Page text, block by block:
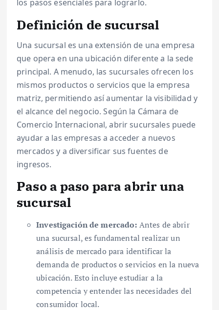
los pasos esenciales para lograrlo.
Definición de sucursal
Una sucursal es una extensión de una empresa
que opera en una ubicación diferente a la sede
principal. A menudo, las sucursales ofrecen los
mismos productos o servicios que la empresa
matriz, permitiendo así aumentar la visibilidad y
el alcance del negocio. Según la Cámara de
Comercio Internacional, abrir sucursales puede
ayudar a las empresas a acceder a nuevos
mercados y a diversificar sus fuentes de
ingresos.
Paso a paso para abrir una
sucursal
Investigación de mercado: Antes de abrir
una sucursal, es fundamental realizar un
análisis de mercado para identificar la
demanda de productos o servicios en la nueva
ubicación. Esto incluye estudiar a la
competencia y entender las necesidades del
consumidor local.